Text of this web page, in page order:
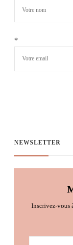
*
NEWSLETTER
Inscrivez-vous